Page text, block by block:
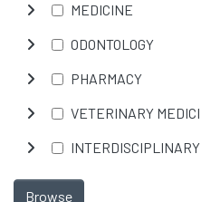
MEDICINE
ODONTOLOGY
PHARMACY
VETERINARY
Browse